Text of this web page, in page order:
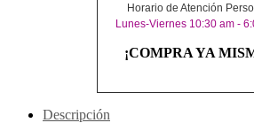
Horario de Atención
Lunes-Viernes 10:30 am -
¡COMPRA YA
Descripción